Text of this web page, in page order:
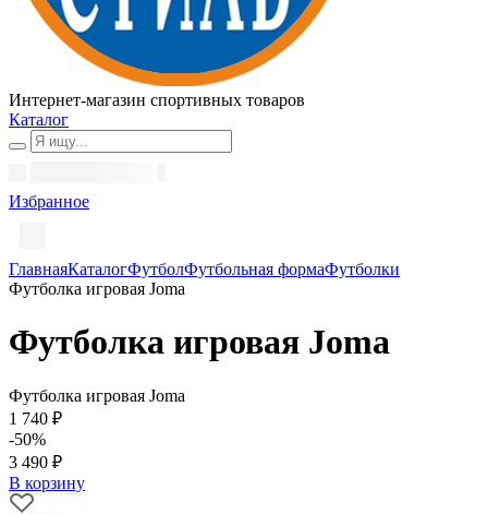
Интернет-магазин спортивных товаров
Каталог
Избранное
ГлавнаяКаталогФутболФутбольная формаФутболки
Футболка игровая Joma
Футболка игровая Joma
Футболка игровая Joma
1 740 ₽
-50%
3 490 ₽
В корзину